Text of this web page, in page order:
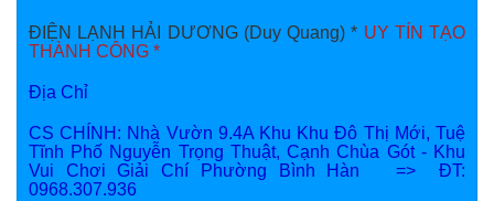
ĐIỆN LẠNH HẢI DƯƠNG (Duy Quang) * UY TÍN TẠO
THÀNH CÔNG *
Địa Chỉ
CS CHÍNH: Nhà Vườn 9.4A Khu Khu Đô Thị Mới, Tuệ
Tĩnh Phố Nguyễn Trọng Thuật, Cạnh Chùa Gót - Khu
Vui Chơi Giải Chí Phường Bình Hàn => ĐT:
0968.307.936